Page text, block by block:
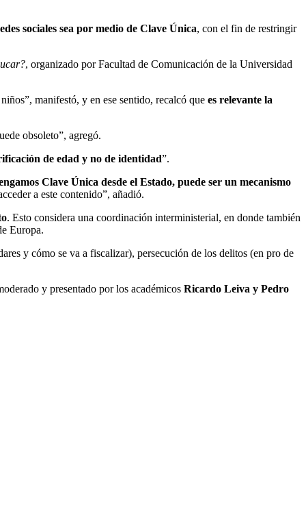
sociales sea por medio de Clave Única, con el fin de restringir
, organizado porFacultad de Comunicación de la Universidad
manifestó, y en ese sentido, recalcó que es relevante la
obsoleto”, agregó.
de edad y no de identidad”.
Clave Única desde el Estado, puede ser un mecanismo
a este contenido”, añadió.
. Esto considera una coordinación interministerial, en donde también
Europa.
y cómo se va a fiscalizar), persecución de los delitos (en pro de
y presentado por los académicos Ricardo Leiva y Pedro